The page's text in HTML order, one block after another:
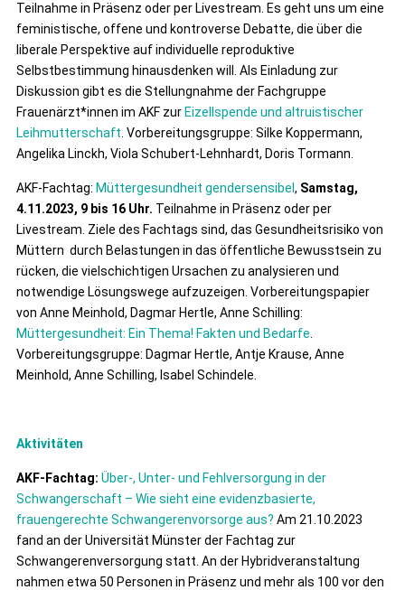
Teilnahme in Präsenz oder per Livestream. Es geht uns um eine
feministische, offene und kontroverse Debatte, die über die
liberale Perspektive auf individuelle reproduktive
Selbstbestimmung hinausdenken will. Als Einladung zur
Diskussion gibt es die Stellungnahme der Fachgruppe
Frauenärzt*innen im AKF zur Eizellspende und altruistischer
Leihmutterschaft . Vorbereitungsgruppe: Silke Koppermann,
Angelika Linckh, Viola Schubert-Lehnhardt, Doris Tormann.
AKF-Fachtag: Müttergesundheit gendersensibel , Samstag,
4.11.2023, 9 bis 16 Uhr. Teilnahme in Präsenz oder per
Livestream. Ziele des Fachtags sind, das Gesundheitsrisiko von
Müttern durch Belastungen in das öffentliche Bewusstsein zu
rücken, die vielschichtigen Ursachen zu analysieren und
notwendige Lösungswege aufzuzeigen. Vorbereitungspapier
von Anne Meinhold, Dagmar Hertle, Anne Schilling:
Müttergesundheit: Ein Thema! Fakten und Bedarfe
Vorbereitungsgruppe: Dagmar Hertle, Antje Krause, Anne
Meinhold, Anne Schilling, Isabel Schindele.
Aktivitäten
AKF-Fachtag: Über-, Unter- und Fehlversorgung in der
Schwangerschaft – Wie sieht eine evidenzbasierte,
frauengerechte Schwangerenvorsorge aus? Am 21.10.2023
fand an der Universität Münster der Fachtag zur
Schwangerenversorgung statt. An der Hybridveranstaltung
nahmen etwa 50 Personen in Präsenz und mehr als 100 vor den